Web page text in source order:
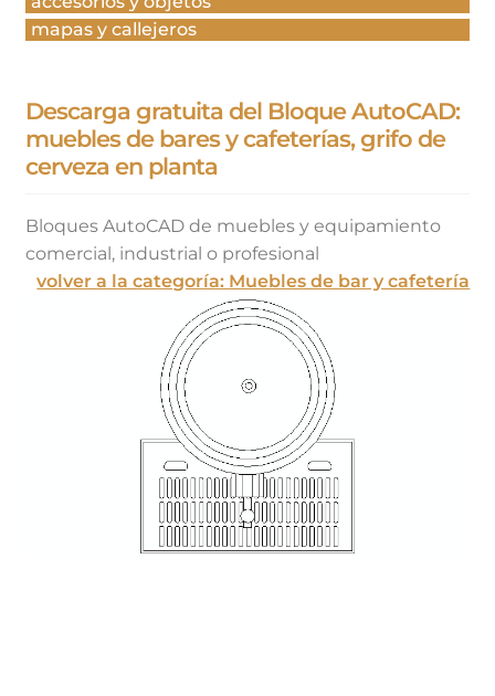
Descarga gratuita del Bloque AutoCAD:
muebles de bares y cafeterías, grifo de
cerveza en planta
Bloques AutoCAD de muebles y equipamiento
comercial, industrial o profesional
volver a la categoría: Muebles de bar y cafetería
mapas y callejeros